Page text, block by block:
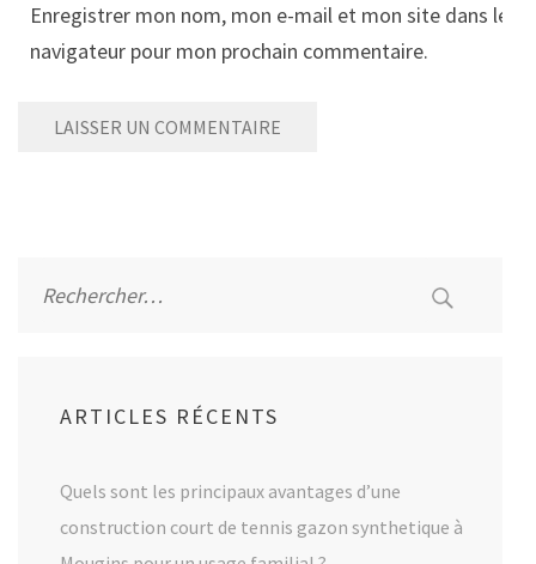
Enregistrer mon nom, mon e-mail et mon site dans le
navigateur pour mon prochain commentaire.
ARTICLES RÉCENTS
Quels sont les principaux avantages d’une
construction court de tennis gazon synthetique à